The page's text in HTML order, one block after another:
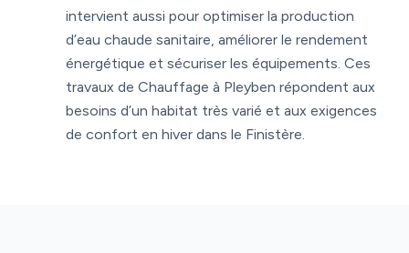
intervient aussi pour optimiser la production
d’eau chaude sanitaire, améliorer le rendement
énergétique et sécuriser les équipements. Ces
travaux de Chauffage à Pleyben répondent aux
besoins d’un habitat très varié et aux exigences
de confort en hiver dans le Finistère.